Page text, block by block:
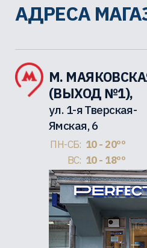
АДРЕСА
М.
(ВЫХОД №1),
ул. 1-я Тверская-
Ямская, 6
ПН-СБ: 10 - 20ºº
ВС: 10 - 18ºº